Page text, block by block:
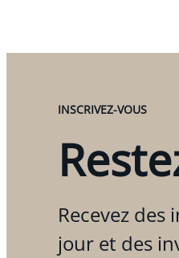
INSCRIVEZ-VOUS
Recevez
jour et des